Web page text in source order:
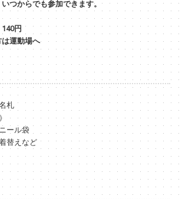
つからでも参加できます。
円
運動場へ
札
ール袋
替えなど